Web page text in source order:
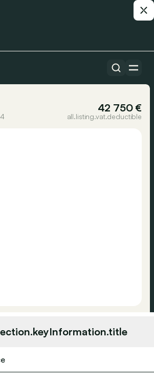
42 750 €
all.listing.vat.deductible